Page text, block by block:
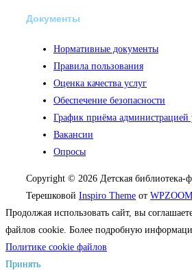
Документы
Нормативные документы
Правила пользования
Оценка качества услуг
Обеспечение безопасности
График приёма администрацией
Вакансии
Опросы
Copyright © 2026 Детская
Терешковой Inspiro Theme от WPZOOM
Продолжая использовать сайт, вы
файлов cookie. Более подробную
Политике cookie файлов
Принять